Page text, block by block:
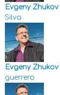
Evgeny Zhukov
Silva
Evgeny Zhukov
guerrero